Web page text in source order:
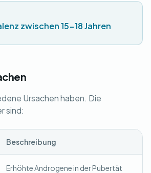
zwischen 15-18 Jahren
Ursachen haben. Die
sind:
Beschreibung
Erhöhte Androgene in der Pubertät